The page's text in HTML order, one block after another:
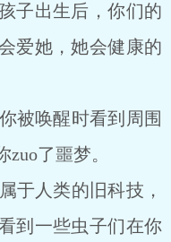
子出生后，你们的
爱她，她会健康的
唤醒时看到周围
了噩梦。
人类的旧科技，
到一些虫子们在你